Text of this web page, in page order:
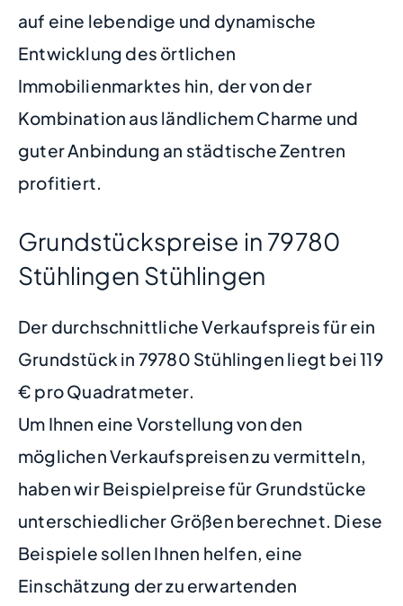
auf eine lebendige und dynamische
Entwicklung des örtlichen
Immobilienmarktes hin, der von der
Kombination aus ländlichem Charme und
guter Anbindung an städtische Zentren
profitiert.
Grundstückspreise in 79780
Stühlingen Stühlingen
Der durchschnittliche Verkaufspreis für ein
Grundstück in 79780 Stühlingen liegt bei 119
€ pro Quadratmeter.
Um Ihnen eine Vorstellung von den
möglichen Verkaufspreisen zu vermitteln,
haben wir Beispielpreise für Grundstücke
unterschiedlicher Größen berechnet. Diese
Beispiele sollen Ihnen helfen, eine
Einschätzung der zu erwartenden